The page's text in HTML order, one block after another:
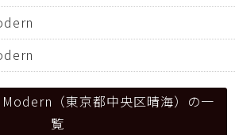
（東京都中央区晴海）の一
覧